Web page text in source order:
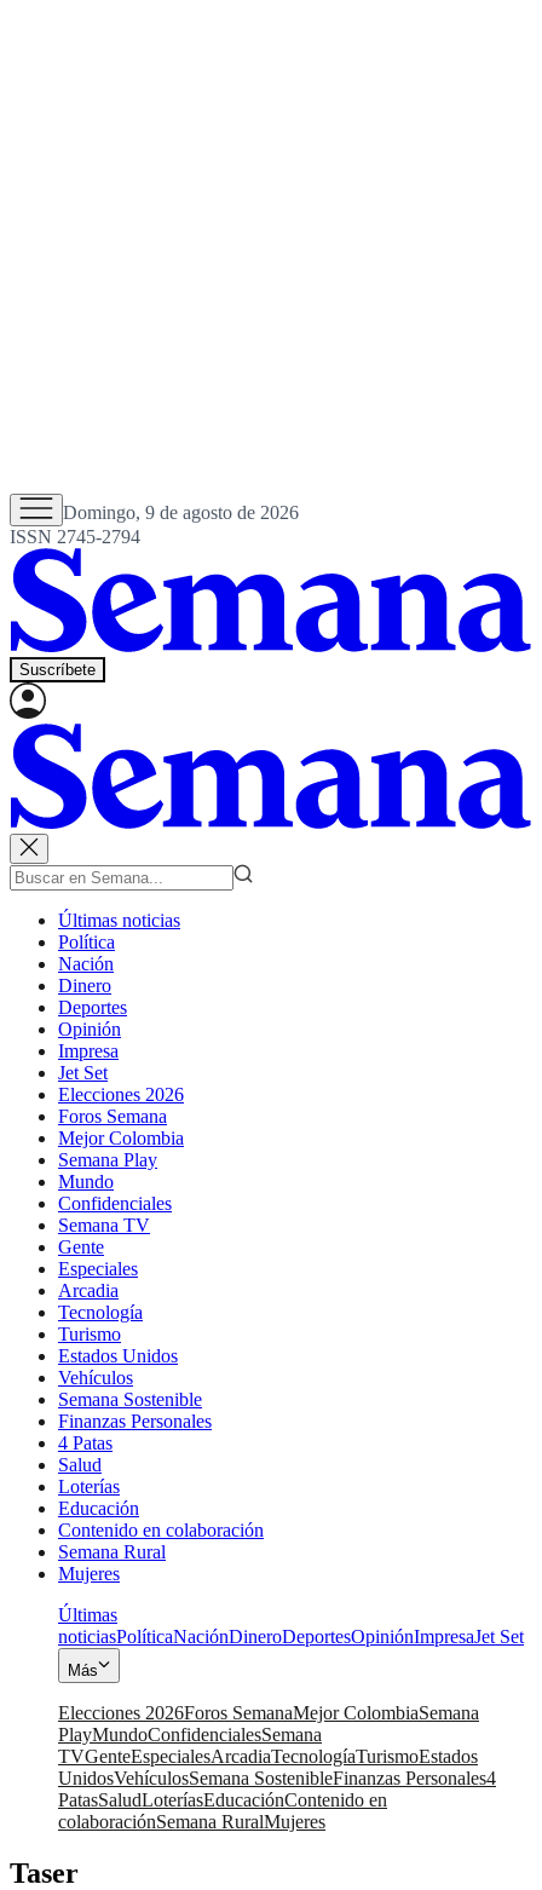
Domingo, 9 de agosto de 2026
ISSN 2745-2794
Suscríbete
Últimas noticias
Política
Nación
Dinero
Deportes
Opinión
Impresa
Jet Set
Elecciones 2026
Foros Semana
Mejor Colombia
Semana Play
Mundo
Confidenciales
Semana TV
Gente
Especiales
Arcadia
Tecnología
Turismo
Estados Unidos
Vehículos
Semana Sostenible
Finanzas Personales
4 Patas
Salud
Loterías
Educación
Contenido en colaboración
Semana Rural
Mujeres
Últimas
noticiasPolíticaNaciónDineroDeportesOpiniónImpresaJet Set
Más
Elecciones 2026Foros SemanaMejor ColombiaSemana
PlayMundoConfidencialesSemana
TVGenteEspecialesArcadiaTecnologíaTurismoEstados
UnidosVehículosSemana SostenibleFinanzas Personales4
PatasSaludLoteríasEducaciónContenido en
colaboraciónSemana RuralMujeres
Taser